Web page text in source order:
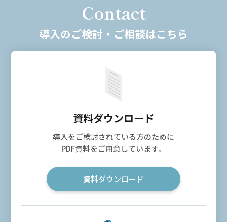
Contact
導入のご検討・ご相談はこちら
資料ダウンロード
導入をご検討されている方のために
PDF資料をご用意しています。
資料ダウンロード